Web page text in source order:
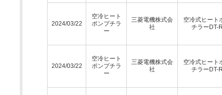
2024/03/22
空冷ヒート
ポンプチラ
ー
三菱電機株式会
社
空冷式ヒート
チラーDT-
2024/03/22
空冷ヒート
ポンプチラ
ー
三菱電機株式会
社
空冷式ヒート
チラーDT-